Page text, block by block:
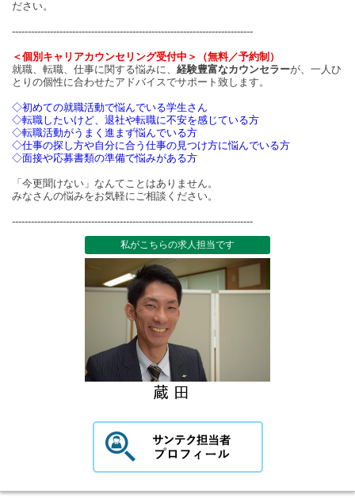
ださい。
----------------------------------------------------------------------------
＜個別キャリアカウンセリング受付中＞（無料／予約制）
就職、転職、仕事に関する悩みに、 経験豊富なカウンセラーが、一人ひ
とりの個性に合わせたアドバイスでサポート致します。
◇初めての就職活動で悩んでいる学生さん
◇転職したいけど、退社や転職に不安を感じている方
◇転職活動がうまく進まず悩んでいる方
◇仕事の探し方や自分に合う仕事の見つけ方に悩んでいる方
◇面接や応募書類の準備で悩みがある方
「今更聞けない」なんてことはありません。
みなさんの悩みをお気軽にご相談ください。
----------------------------------------------------------------------------
私がこちらの求人担当です